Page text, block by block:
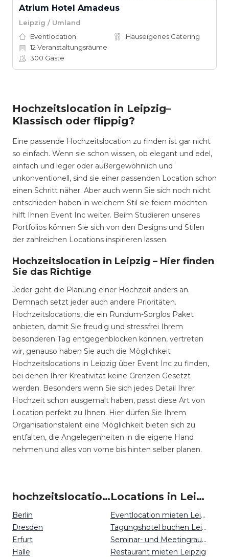
Atrium Hotel Amadeus
Leipzig / Umland
Eventlocation
Hauseigenes Catering
12 Veranstaltungsräume
300 Gäste
Hochzeitslocation in Leipzig–
Klassisch oder flippig?
Eine passende Hochzeitslocation zu finden ist gar nicht
so einfach. Wenn sie schon wissen, ob elegant und edel,
einfach und leger oder außergewöhnlich und
unkonventionell, sind sie einer passenden Location schon
einen Schritt näher. Aber auch wenn Sie sich noch nicht
entschieden haben in welchem Stil sie feiern möchten
hilft Ihnen Event Inc weiter. Beim Studieren unseres
Portfolios können Sie sich von den Designs und Stilen
der zahlreichen Locations inspirieren lassen.
Hochzeitslocation in Leipzig – Hier finden
Sie das Richtige
Jeder geht die Planung einer Hochzeit anders an.
Demnach setzt jeder auch andere Prioritäten.
Hochzeitslocations, die ein Rundum-Sorglos Paket
anbieten, damit Sie freudig und stressfrei Ihrem
besonderen Tag entgegenblocken können, vertreten
wir, genauso haben Sie auch die Möglichkeit
Hochzeitslocations in Leipzig über Event Inc zu finden,
bei denen Ihrer Kreativität keine Grenzen Gesetzt
werden. Besonders wenn Sie sich jedes Detail Ihrer
Hochzeit schon ausgemalt haben, passt diese Art von
Location perfekt zu Ihnen. Hier dürfen Sie Ihrem
Organisationstalent eine Möglichkeit bieten sich zu
entfalten, die Angelegenheiten in die eigene Hand
nehmen und alles von vorne bis hinten selber planen.
hochzeitslocation um Leipzig
Berlin
Dresden
Erfurt
Halle
Locations in Leipzig mieten
Eventlocation mieten Leipzig
Tagungshotel buchen Leipzig
Seminar- und Meetingraum mieten Leipzig
Restaurant mieten Leipzig